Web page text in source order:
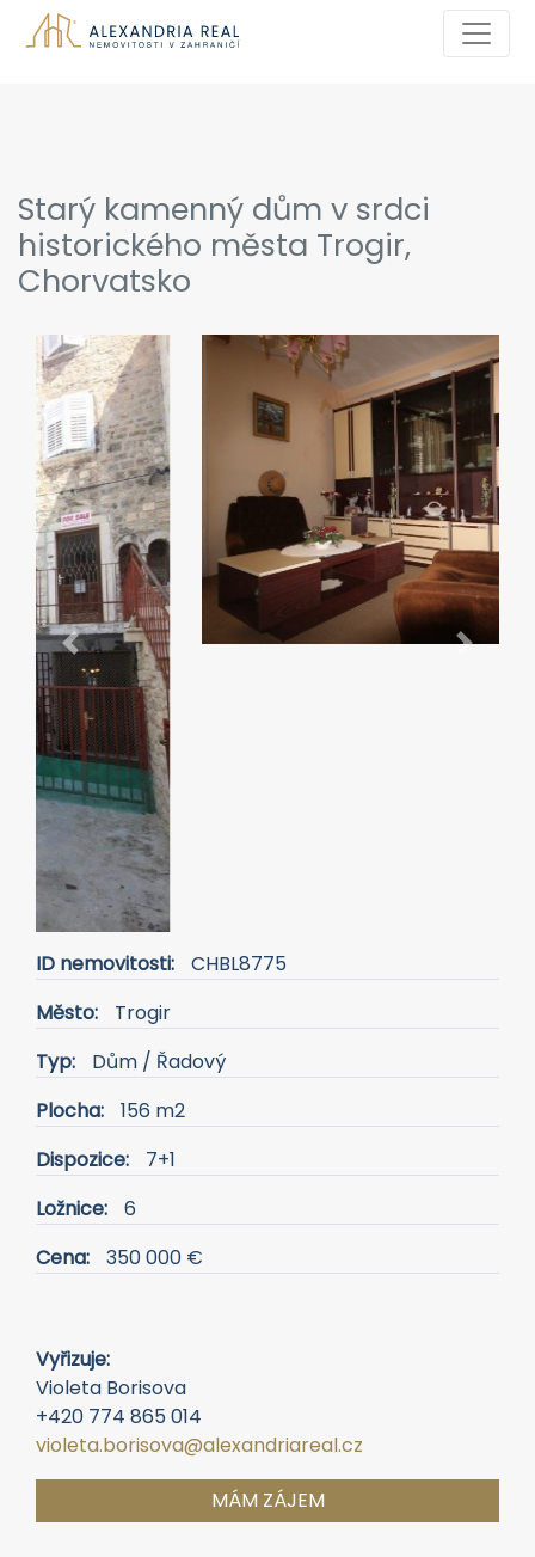
Starý kamenný dům v srdci
historického města Trogir,
Chorvatsko
Previous Next
ID nemovitosti:
Město: Trogir
Typ:
Dům / Řadový
Plocha:
156 m2
Dispozice: 7+1
Ložnice: 6
Cena: 350 000 €
Vyřizuje:
Violeta Borisova
+420 774 865 014
violeta.borisova@alexandriareal.cz